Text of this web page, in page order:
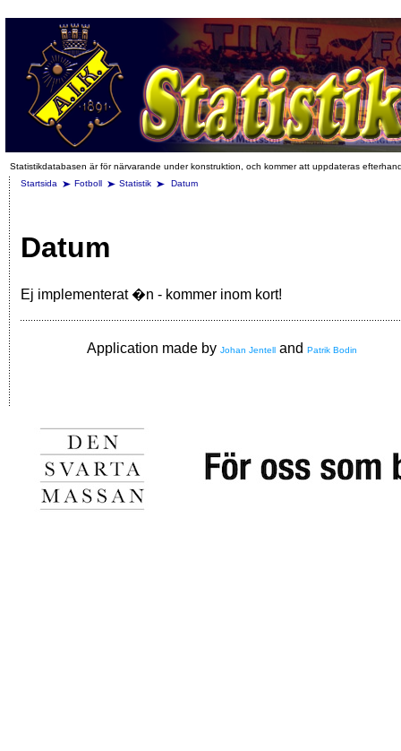
Statistikdatabasen är för närvarande under konstruktion, och kommer att uppdateras
Startsida
Fotboll Statistik Datum
Datum
Ej implementerat �n - kommer inom kort!
Application made by Johan Jentell and Patrik Bodin